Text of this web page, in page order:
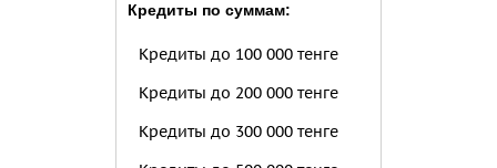
Кредиты по суммам:
Кредиты до 100 000 тенге
Кредиты до 200 000 тенге
Кредиты до 300 000 тенге